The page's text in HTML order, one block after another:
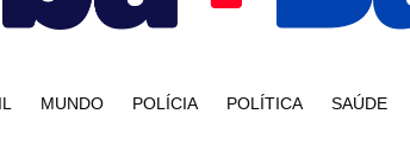
MUNDO POLÍCIA POLÍTICA SAÚDE